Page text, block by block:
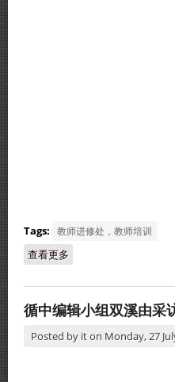
Tags: 教师进修处，教师培训
查看更多
循中编辑小组双溪由采
Posted by iton Monday, 27